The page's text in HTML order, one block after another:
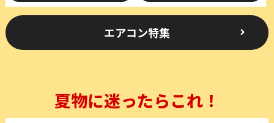
エアコン特集
夏物に迷ったらこれ！